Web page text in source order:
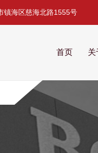
镇海区慈海北路1555号
首页 关